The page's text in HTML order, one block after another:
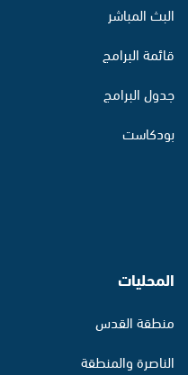
البث المباشر
قائمة البرامج
جدول البرامج
بودكاست
المحليات
منطقة القدس
الناصرة والمنطقة